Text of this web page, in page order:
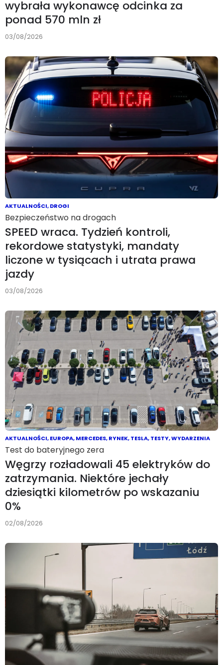
wybrała wykonawcę odcinka za
ponad 570 mln zł
03/08/2026
AKTUALNOŚCI,DROGI
Bezpieczeństwo na drogach
SPEED wraca. Tydzień kontroli,
rekordowe statystyki, mandaty
liczone w tysiącach i utrata prawa
jazdy
03/08/2026
AKTUALNOŚCI,EUROPA,MERCEDES,RYNEK,TESLA,TESTY,WYDARZENIA
Test do bateryjnego zera
Węgrzy rozładowali 45 elektryków do
zatrzymania. Niektóre jechały
dziesiątki kilometrów po wskazaniu
0%
02/08/2026